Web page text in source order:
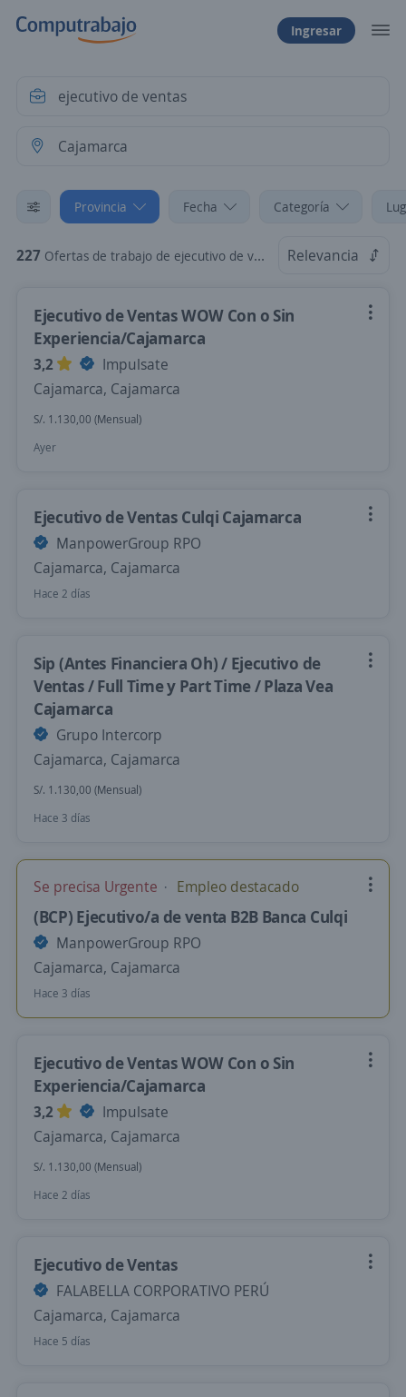
Ingresar
Provincia Fecha Categoría
227 Ofertas de trabajo de ejecutivo de ventas en Cajamarca, Cajamarca Relevancia
Ejecutivo de Ventas WOW Con o Sin
Experiencia/Cajamarca
3,2
Impulsate
Cajamarca, Cajamarca
S/. 1.130,00 (Mensual)
Ayer
Ejecutivo de Ventas Culqi Cajamarca
ManpowerGroup RPO
Cajamarca, Cajamarca
Hace 2 días
Sip (Antes Financiera Oh) / Ejecutivo de
Ventas / Full Time y Part Time / Plaza Vea
Cajamarca
Grupo Intercorp
Cajamarca, Cajamarca
S/. 1.130,00 (Mensual)
Hace 3 días
Se precisa Urgente Empleo destacado
(BCP) Ejecutivo/a de venta B2B Banca Culqi
ManpowerGroup RPO
Cajamarca, Cajamarca
Hace 3 días
Ejecutivo de Ventas WOW Con o Sin
Experiencia/Cajamarca
3,2
Impulsate
Cajamarca, Cajamarca
S/. 1.130,00 (Mensual)
Hace 2 días
Ejecutivo de Ventas
FALABELLA CORPORATIVO PERÚ
Cajamarca, Cajamarca
Hace 5 días